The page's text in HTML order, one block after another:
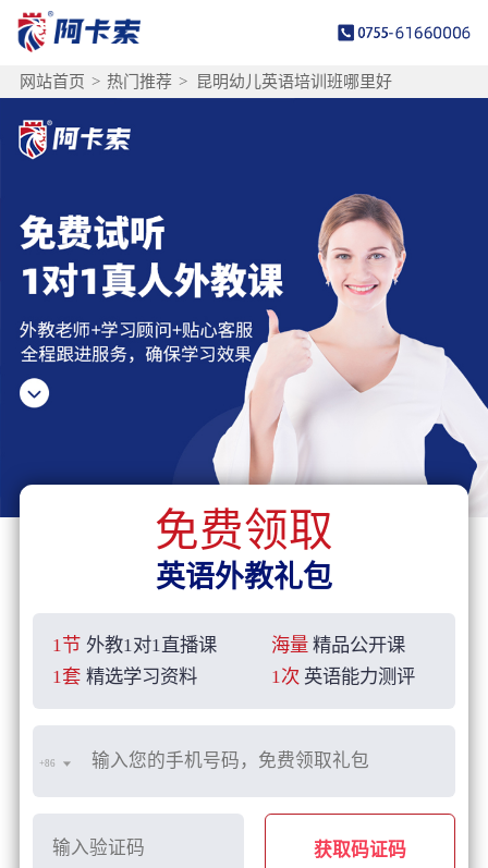
网站首页 > 热门推荐 > 昆明幼儿英语培训班哪里好
免费领取
英语外教礼包
1节 外教1对1直播课 海量 精品公开课
1套 精选学习资料 1次 英语能力测评
+86
获取码证码